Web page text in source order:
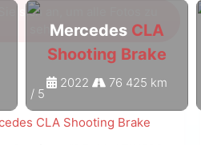
Mercedes CLA
Shooting Brake
2022 76 425 km
/ 5
CLA Shooting Brake
sich an, um alle Fotos zu
sehen